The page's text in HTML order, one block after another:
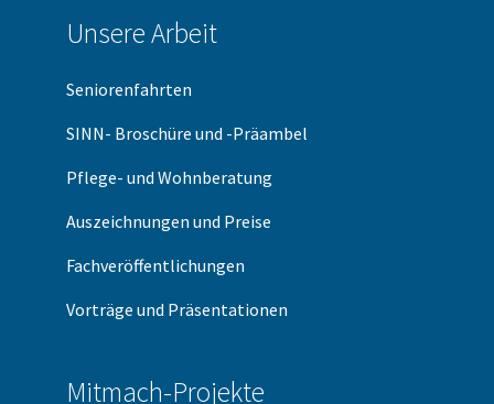
Mitmach-Projekte
Unsere Arbeit
Seniorenfahrten
SINN- Broschüre und -Präambel
Pflege- und Wohnberatung
Auszeichnungen und Preise
Fachveröffentlichungen
Vorträge und Präsentationen